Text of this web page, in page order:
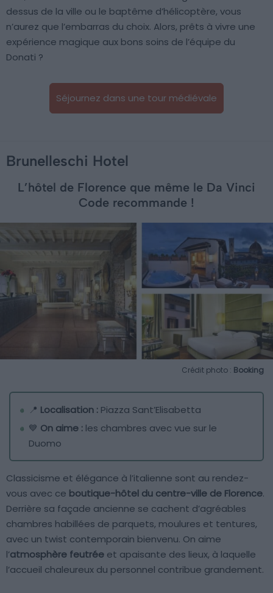
dessus de la ville ou le baptême d’hélicoptère, vous
n’aurez que l’embarras du choix. Alors, prêts à vivre une
expérience magique aux bons soins de l’équipe du
Donati ?
Séjournez dans une tour médiévale
Brunelleschi Hotel
L’hôtel de Florence que même le Da Vinci
Code recommande !
Crédit photo : Booking
📍 Localisation : Piazza Sant’Elisabetta
💙 On aime : les chambres avec vue sur le
Duomo
Classicisme et élégance à l’italienne sont au rendez-
vous avec ce boutique-hôtel du centre-ville de Florence.
Derrière sa façade ancienne se cachent d’agréables
chambres habillées de parquets, moulures et tentures,
avec un twist contemporain bienvenu. On aime
l’atmosphère feutrée et apaisante des lieux, à laquelle
l’accueil chaleureux du personnel contribue grandement.